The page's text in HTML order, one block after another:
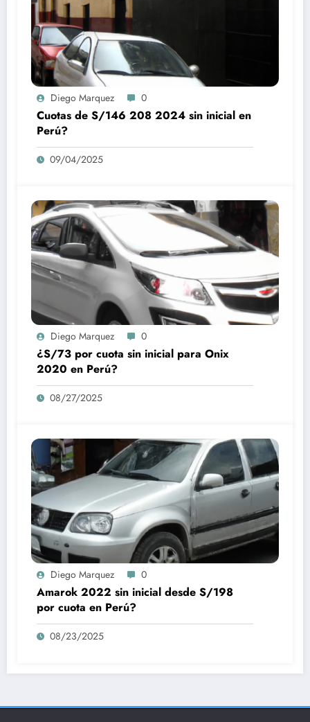
Diego Marquez 0
Cuotas de S/146 208 2024 sin inicial en
Perú?
09/04/2025
Diego Marquez 0
¿S/73 por cuota sin inicial para Onix
2020 en Perú?
08/27/2025
Diego Marquez 0
Amarok 2022 sin inicial desde S/198
por cuota en Perú?
08/23/2025